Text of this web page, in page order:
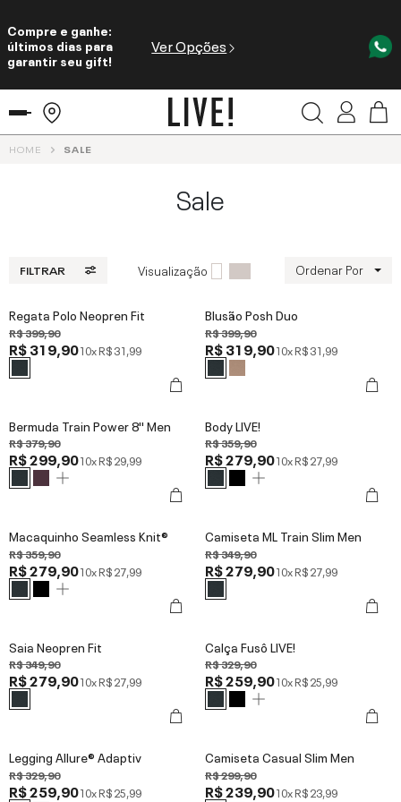
Compre e ganhe:
últimos dias para
garantir seu gift!
Ver Opções
HOME SALE
Sale
FILTRAR Visualização Ordenar Por
Regata Polo Neopren Fit
R$ 399,90
R$ 319,9010xR$ 31,99
Blusão Posh Duo
R$ 399,90
R$ 319,9010xR$ 31,99
Bermuda Train Power 8'' Men
R$ 379,90
R$ 299,9010xR$ 29,99
Body LIVE!
R$ 359,90
R$ 279,9010xR$ 27,99
Macaquinho Seamless Knit®
R$ 359,90
R$ 279,9010xR$ 27,99
Camiseta ML Train Slim Men
R$ 349,90
R$ 279,9010xR$ 27,99
Saia Neopren Fit
R$ 349,90
R$ 279,9010xR$ 27,99
Calça Fusô LIVE!
R$ 329,90
R$ 259,9010xR$ 25,99
Legging Allure® Adaptiv
R$ 329,90
R$ 259,9010xR$ 25,99
Camiseta Casual Slim Men
R$ 299,90
R$ 239,9010xR$ 23,99